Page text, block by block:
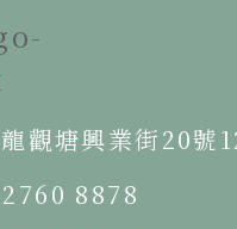
觀塘興業街20號
8878